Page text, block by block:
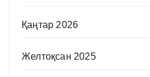
Қаңтар 2026
Желтоқсан 2025